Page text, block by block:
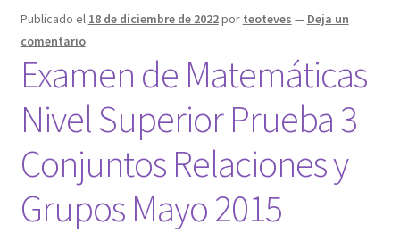
Publicado el 18 de diciembre de 2022por teoteves — Deja un
comentario
Examen de Matemáticas
Nivel Superior Prueba 3
Conjuntos Relaciones y
Grupos Mayo 2015